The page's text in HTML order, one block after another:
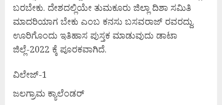
ಬರಬೇಕು. ದೇಶದಲ್ಲಿಯೇ ತುಮಕೂರು ಜಿಲ್ಲಾ ದಿಶಾ ಸಮಿತಿ
ಮಾದರಿಯಾಗ ಬೇಕು ಎಂಬ ಕನಸು ಬಸವರಾಜ್ ರವರದ್ದು.
ಊರಿಗೊಂದು ಇತಿಹಾಸ ಪುಸ್ತಕ ಮಾಡುವುದು ಡಾಟಾ
ಜಿಲ್ಲೆ-2022 ಕ್ಕೆ ಪೂರಕವಾಗಿದೆ.
ವಿಲೇಜ್-1
ಜಲಗ್ರಾಮ ಕ್ಯಾಲೆಂಡರ್